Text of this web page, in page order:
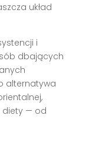
układ
i
dbających
alternatywa
diety — od